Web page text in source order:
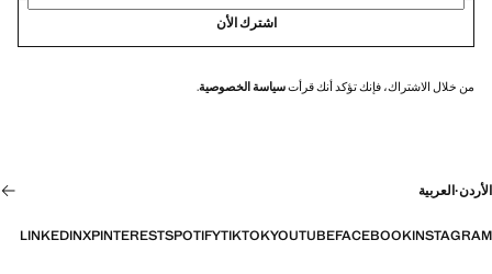
اشترك الأن
من خلال الاشتراك، فإنك تؤكد أنك قرأتسياسة الخصوصية.
الأردن·العربية
INSTAGRAM
FACEBOOK
YOUTUBE
TIKTOK
SPOTIFY
PINTEREST
X
LINKEDIN